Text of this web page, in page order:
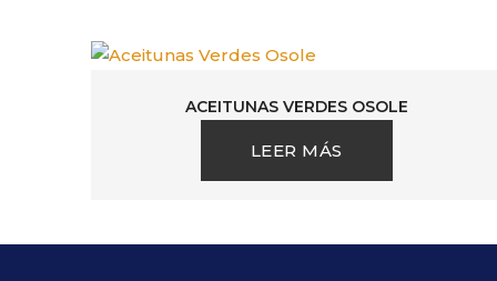
ACEITUNAS VERDES OSOLE
LEER MÁS